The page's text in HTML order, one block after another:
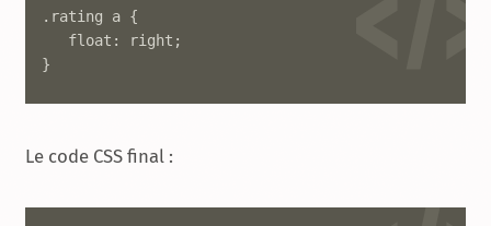
.rating a {
}
Le code CSS final :